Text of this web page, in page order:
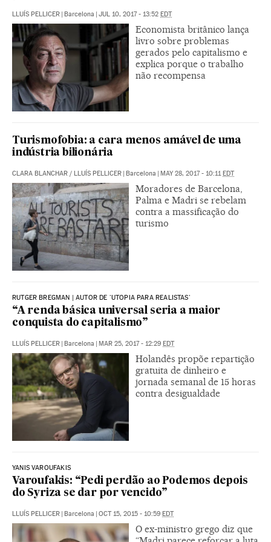
LLUÍS PELLICER | Barcelona | JUL 10, 2017 - 13:52 EDT
Economista britânico lança
livro sobre problemas
gerados pelo capitalismo e
explica porque o trabalho
não recompensa
Turismofobia: a cara menos amável de uma
indústria bilionária
CLARA BLANCHAR / LLUÍS PELLICER | Barcelona | MAY 28, 2017 - 10:11EDT
Moradores de Barcelona,
Palma e Madri se rebelam
contra a massificação do
turismo
RUTGER BREGMAN | AUTOR DE 'UTOPIA PARA REALISTAS'
“A renda básica universal seria a maior
conquista do capitalismo”
LLUÍS PELLICER | Barcelona | MAR 25, 2017 - 12:29 EDT
Holandês propõe repartição
gratuita de dinheiro e
jornada semanal de 15 horas
contra desigualdade
YANIS VAROUFAKIS
Varoufakis: “Pedi perdão ao Podemos depois
do Syriza se dar por vencido”
LLUÍS PELLICER | Barcelona | OCT 15, 2015 - 10:59 EDT
O ex-ministro grego diz que